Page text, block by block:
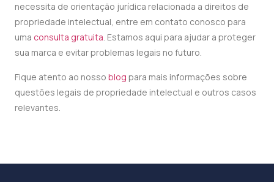
necessita de orientação jurídica relacionada a direitos de
propriedade intelectual, entre em contato conosco para
uma consulta gratuita. Estamos aqui para ajudar a proteger
sua marca e evitar problemas legais no futuro.
Fique atento ao nosso blog para mais informações sobre
questões legais de propriedade intelectual e outros casos
relevantes.